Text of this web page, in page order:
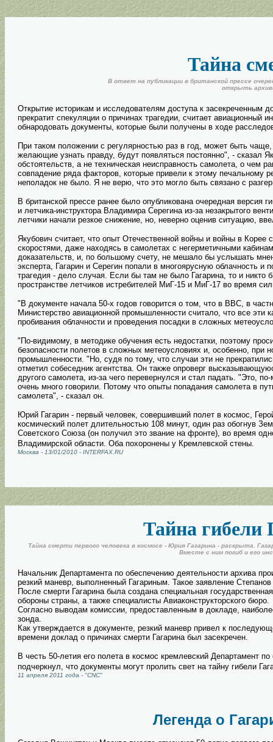
Тайна
В ответ на публикации в британской прессе
открыть
Открытие историкам и исследователям доступа к засекреченным
прекратит спекуляции о причинах трагедии, считает авиационный
обнародовать документы, которые были получены в ходе
При таком положении с регулярностью раз в год, может быть
желающие узнать правду, будут появляться постоянно", - сказал
обстоятельств, а не техническая неисправность самолета, о чем
совпадение ряда факторов, которые привели к этому печальному
неполадок не было. Я не верю, что это могло быть связано с
В британской прессе ранее было опубликована очередная версия
и летчика-инструктора Владимира Серегина из-за незакрытого
летчики начали резкое снижение, но, неверно оценив ситуацию,
Якубович считает, что опыт Отечественной войны и войны в
скоростями, даже находясь в самолетах с негерметичными
доказательств, и, по большому счету, не мешало бы услышать
эксперта, Гагарин и Серегин попали в многоярусную облачность
трагедия - дело случая. Если бы там не было Гагарина, то и
пространстве летчиков истребителей МиГ-15 и МиГ-17 во время
"В документе начала 50-х годов говорится о том, что в ВВС, в
Министерство авиационной промышленности считало, что все
пробивания облачности и проведения посадки в сложных
"По-видимому, в методике обучения есть недостатки, поэтому
безопасности полетов в сложных метеоусловиях и, особенно, при
промышленности. "Но, судя по тому, что случаи эти не
отметил собеседник агентства. Он также опроверг
другого самолета, из-за чего перевернулся и стал падать. "Это,
очень много говорили. Потому что опыты попадания самолета в
самолета", - сказал он.
Юрий Гагарин - первый человек, совершивший полет в космос,
космический полет длительностью 108 минут, один раз обогнув
Советского Союза (он получил это звание на фронте), во время
Владимирской области. Оба похоронены у Кремлевской стены.
Москва - 13/01/2010 - INTERFAX.RU
Тайна гибели
Тайна смерти первого человека в космосе - Юрия Гагарина - раскрыта.
Вместе с ним погиб и его
Начальник Департамента по обеспечению деятельности архива
резкий маневр, выполненный Гагариным. Такое заявление
После смерти Гагарина была создана специальная
обороны страны, а также специалисты Авиаконструкторского бюро.
Согласно выводам комиссии, предоставленным в докладе,
зонда.
Как утверждается в документе, резкий маневр привел к
времени доклад о причинах смерти Гагарина был засекречен.
В честь 50-летия его полета в космос кремлевский Департамент
подчеркнул, что документы могут пролить свет на тайну гибели
11 апреля 2011 года - "CNC"
Легенда о